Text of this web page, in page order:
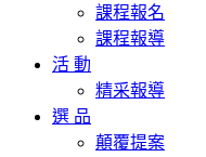
課程報名
課程報導
活 動
精采報導
選 品
顛覆提案